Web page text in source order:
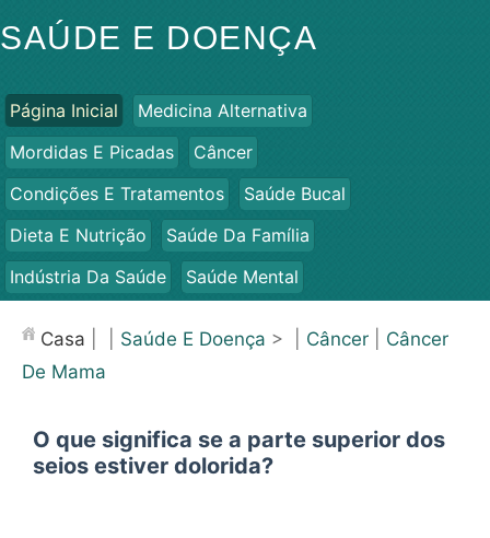
SAÚDE E DOENÇA
Página Inicial
Medicina Alternativa
Mordidas E Picadas
Câncer
Condições E Tratamentos
Saúde Bucal
Dieta E Nutrição
Saúde Da Família
Indústria Da Saúde
Saúde Mental
Saúde
Casa Saúde E Doença > | Câncer
Câncer
De Mama
O que significa se a parte superior dos
seios estiver dolorida?